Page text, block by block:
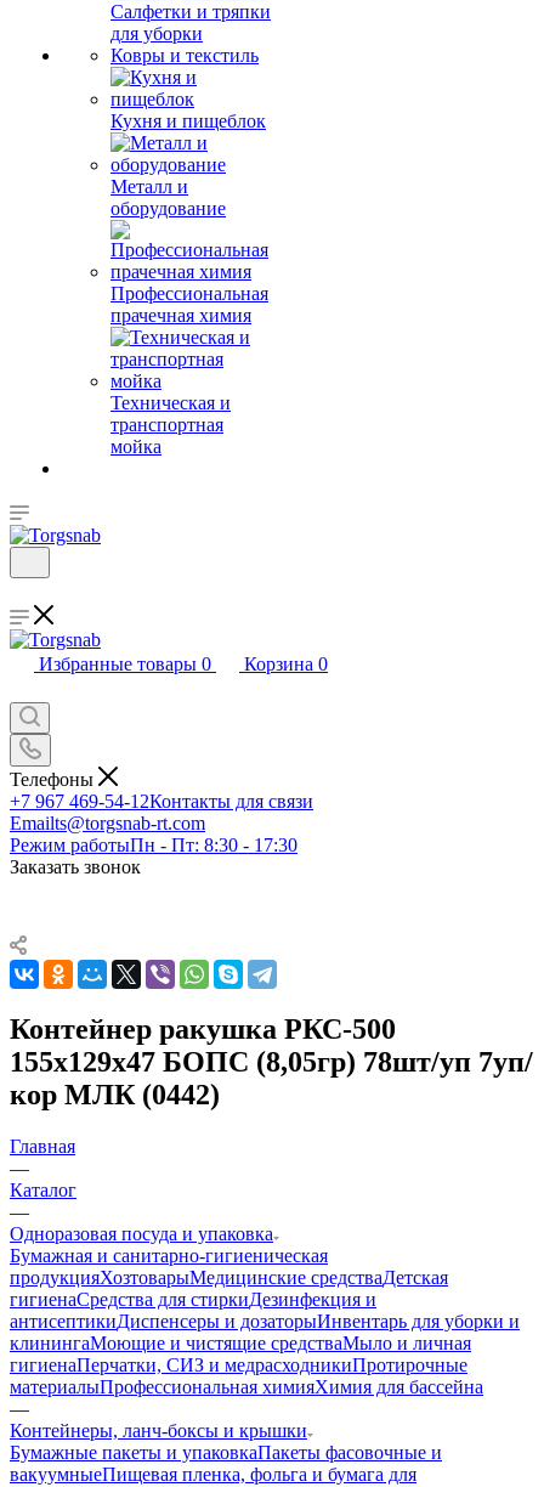
Салфетки и тряпки
для уборки
Ковры и текстиль
Кухня и пищеблок
Металл и
оборудование
Профессиональная
прачечная химия
Техническая и
транспортная
мойка
Избранные товары 0 Корзина 0
Телефоны
+7 967 469-54-12Контакты для связи
Emailts@torgsnab-rt.com
Режим работыПн - Пт: 8:30 - 17:30
Заказать звонок
Контейнер ракушка РКС-500
155х129х47 БОПС (8,05гр) 78шт/уп 7уп/
кор МЛК (0442)
Главная
—
Каталог
—
Одноразовая посуда и упаковка
Бумажная и санитарно-гигиеническая
продукцияХозтоварыМедицинские средстваДетская
гигиенаСредства для стиркиДезинфекция и
антисептикиДиспенсеры и дозаторыИнвентарь для уборки и
клинингаМоющие и чистящие средстваМыло и личная
гигиенаПерчатки, СИЗ и медрасходникиПротирочные
материалыПрофессиональная химияХимия для бассейна
—
Контейнеры, ланч-боксы и крышки
Бумажные пакеты и упаковкаПакеты фасовочные и
вакуумныеПищевая пленка, фольга и бумага для